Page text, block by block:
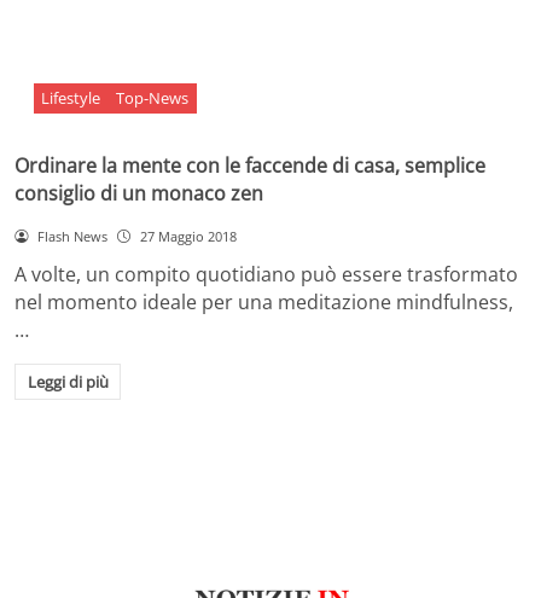
Lifestyle Top-News
Ordinare la mente con le faccende di casa, semplice
consiglio di un monaco zen
Flash News 27 Maggio 2018
A volte, un compito quotidiano può essere trasformato
nel momento ideale per una meditazione mindfulness,
…
Leggi di più